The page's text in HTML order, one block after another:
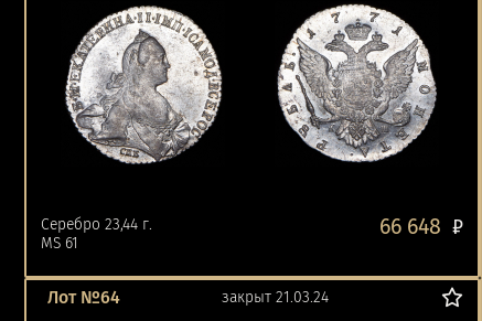
Серебро 23,44 г.
MS 61
66 648 ₽
Лот №64 закрыт 21.03.24